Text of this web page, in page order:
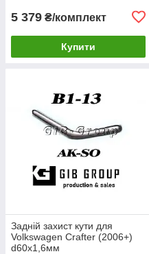
5 379 ₴/комплект
Купити
Задній захист кути для
Volkswagen Crafter (2006+)
d60х1,6мм